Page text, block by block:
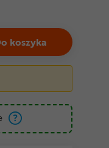
koszyka
Spodnie